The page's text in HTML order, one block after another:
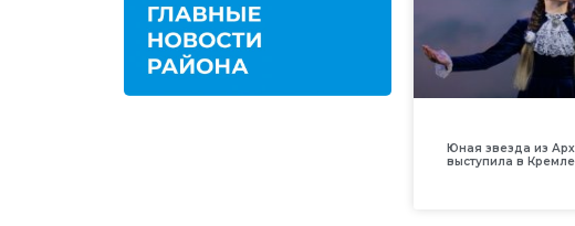
Юная звезда из
выступила в Кремле